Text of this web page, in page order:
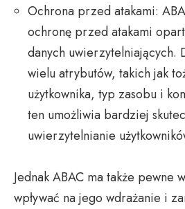
Ochrona przed atakami:
ochronę przed atakami
danych uwierzytelniających.
wielu atrybutów, takich jak
użytkownika, typ zasobu i
ten umożliwia bardziej
uwierzytelnianie
Jednak ABAC ma także pewne
wpływać na jego wdrażanie i